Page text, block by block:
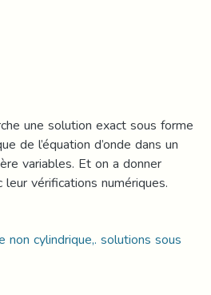
une solution exact sous forme
de l’équation d’onde dans un
variables. Et on a donner
vérifications numériques.
non cylindrique,. solutions sous